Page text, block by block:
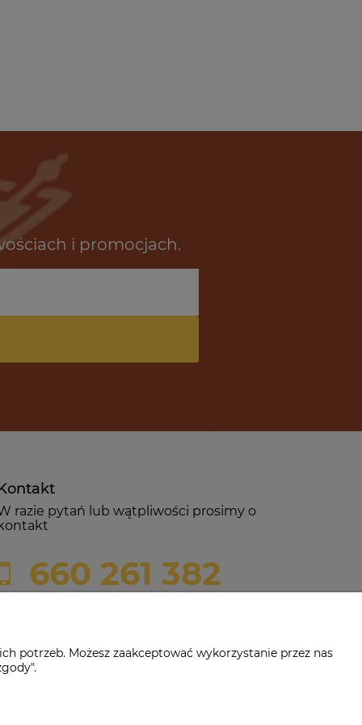
i promocjach.
razie pytań lub wątpliwości prosimy o
660 261 382
potrzeb. Możesz zaakceptować wykorzystanie przez nas